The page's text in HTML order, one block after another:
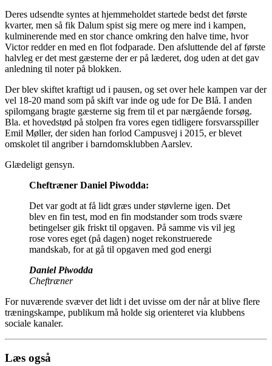
Deres udsendte syntes at hjemmeholdet startede bedst det første
kvarter, men så fik Dalum spist sig mere og mere ind i kampen,
kulminerende med en stor chance omkring den halve time, hvor
Victor redder en med en flot fodparade. Den afsluttende del af første
halvleg er det mest gæsterne der er på læderet, dog uden at det gav
anledning til noter på blokken.
Der blev skiftet kraftigt ud i pausen, og set over hele kampen var der
vel 18-20 mand som på skift var inde og ude for De Blå. I anden
spilomgang bragte gæsterne sig frem til et par nærgående forsøg.
Bla. et hovedstød på stolpen fra vores egen tidligere forsvarsspiller
Emil Møller, der siden han forlod Campusvej i 2015, er blevet
omskolet til angriber i barndomsklubben Aarslev.
Glædeligt gensyn.
Cheftræner Daniel Piwodda:
Det var godt at få lidt græs under støvlerne igen. Det
blev en fin test, mod en fin modstander som trods svære
betingelser gik friskt til opgaven. På samme vis vil jeg
rose vores eget (på dagen) noget rekonstruerede
mandskab, for at gå til opgaven med god energi
Daniel Piwodda
Cheftræner
For nuværende svæver det lidt i det uvisse om der når at blive flere
træningskampe, publikum må holde sig orienteret via klubbens
sociale kanaler.
Læs også